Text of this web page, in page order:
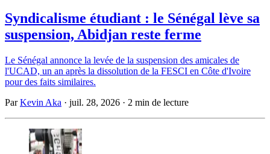
Syndicalisme étudiant : le Sénégal lève sa
suspension, Abidjan reste ferme
Le Sénégal annonce la levée de la suspension des amicales de
l'UCAD, un an après la dissolution de la FESCI en Côte d'Ivoire
pour des faits similaires.
ParKevin Aka · juil. 28, 2026 · 2 min de lecture